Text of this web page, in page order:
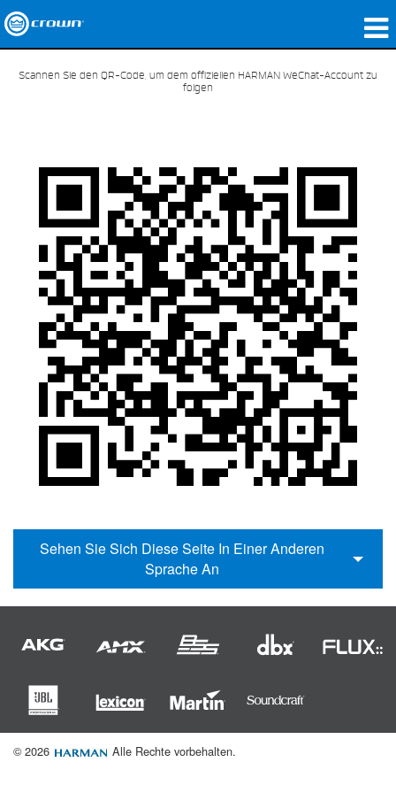
Wo zu kaufen
Fallstudien
Unsere Geschichte
Schulungen
Sprache/Region
Scannen Sie den QR-Code, um dem offiziellen HARMAN WeChat-Account zu
folgen
Sehen Sie Sich Diese Seite In Einer Anderen
Sprache An
© 2026 Alle Rechte vorbehalten.